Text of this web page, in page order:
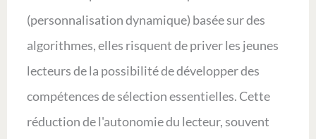
(personnalisation dynamique) basée sur des
algorithmes, elles risquent de priver les jeunes
lecteurs de la possibilité de développer des
compétences de sélection essentielles. Cette
réduction de l'autonomie du lecteur, souvent